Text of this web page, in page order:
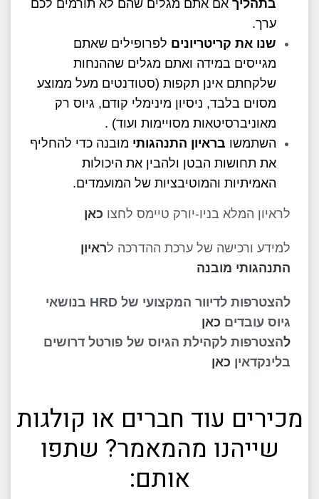
בתהליך אם אתם מגלים שהם לא תורמים לכם
ערך.
שנו את קריטריונים לפרופילים שאתם
מגייסים במידה ואתם מגלים שההנחות
שלקחתם אינן תקפות (סטודנטים מעל ממוצע
מסוים בלבד, ניסיון מינימלי קודם, גיוס רק
מאוניברסיטאות מסויימות ועוד) .
השתמשו בראיון התנהגותי מובנה כדי להחליף
את תחושות הבטן ולהבין את היכולות
האמיתיות והמוטיבציות של המועמדים.
לראיון המלא בניו-יורק טיימס לחצו כאן
למידע ורכישה של ערכת ההדרכה לראיון
התנהגותי מובנה
להצטרפות לדיוור המקצועי של HRD בנושאי
גיוס עובדים כאן
להצטרפות לקהילת הגיוס של פורטל דרושים
בלינקדאין כאן
מכירים עוד חברים או קולגות
שייהנו מהמאמר? שתפו
אותם: